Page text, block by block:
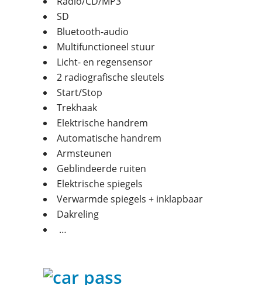
SD
Bluetooth-audio
Multifunctioneel stuur
Licht- en regensensor
2 radiografische sleutels
Start/Stop
Trekhaak
Elektrische handrem
Automatische handrem
Armsteunen
Geblindeerde ruiten
Elektrische spiegels
Verwarmde spiegels + inklapbaar
Dakreling
…